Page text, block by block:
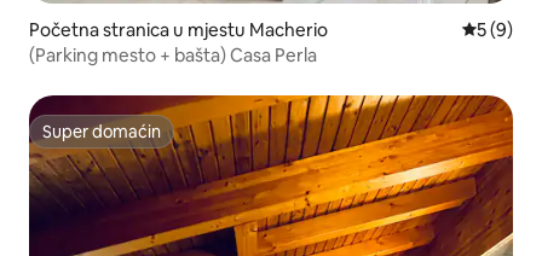
Početna stranica u mjestu Macherio
5 (9)
(Parking mesto + bašta) Casa Perla
Super domaćin
Super domaćin